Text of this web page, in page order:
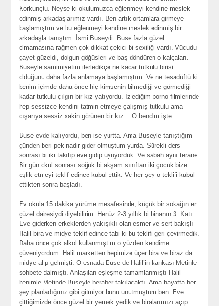
Korkunçtu. Neyse ki okulumuzda eğlenmeyi kendine meslek
edinmiş arkadaşlarımız vardı. Ben artık ortamlara girmeye
başlamıştım ve bu eğlenmeyi kendine meslek edinmiş bir
arkadaşla tanıştım. İsmi Buseydi. Buse fazla güzel
olmamasına rağmen çok dikkat çekici bi sexiliği vardı. Vücudu
gayet güzeldi, dolgun göğüsleri ve baş döndüren o kalçaları.
Buseyle samimiyetim ilerledikçe ne kadar tutkulu birisi
olduğunu daha fazla anlamaya başlamıştım. Ve ne tesadüftü ki
benim içimde daha önce hiç kimsenin bilmediği ve görmediği
kadar tutkulu çılgın bir kız yatıyordu. İzlediğim porno filmlerinde
hep sessizce kendini tatmin etmeye çalışmış tutkulu ama
dışarıya sessiz sakin görünen bir kız… O bendim işte.
Buse evde kalıyordu, ben ise yurtta. Ama Buseyle tanıştığım
günden beri pek nadir gider olmuştum yurda. Sürekli ders
sonrası bi iki takılıp eve gidip uyuyorduk. Ve sabah aynı terane.
Bir gün okul sonrası soğuk bi akşam sınıftan iki çocuk bize
eşlik etmeyi teklif edince kabul ettik. Ve her şey o teklifi kabul
ettikten sonra başladı.
Ev okula 15 dakika yürüme mesafesinde, küçük bir sokağın en
güzel dairesiydi diyebilirim. Henüz 2-3 yıllık bi binanın 3. Katı.
Eve giderken erkeklerden yakışıklı olan esmer ve sert bakışlı
Halil bira ve midye teklif edince tabi ki bu teklifi geri çevirmedik.
Daha önce çok alkol kullanmıştım o yüzden kendime
güveniyordum. Halil marketten hepimize üçer bira ve biraz da
midye alıp gelmişti. O esnada Buse de Halil’in kankası Metinle
sohbete dalmıştı. Anlaşılan eşleşme tamamlanmıştı Halil
benimle Metinde Buseyle beraber takılacaktı. Ama hayatta her
şey planladığınız gibi gitmiyor bunu unutmuştum ben. Eve
gittiğimizde önce güzel bir yemek yedik ve biralarımızı açıp